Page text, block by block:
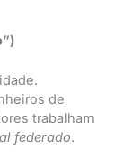
de
trabalham
federado.